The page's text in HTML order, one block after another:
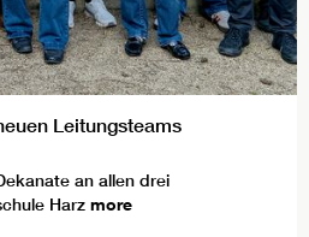
Leitungsteams
an allen drei
Harz more